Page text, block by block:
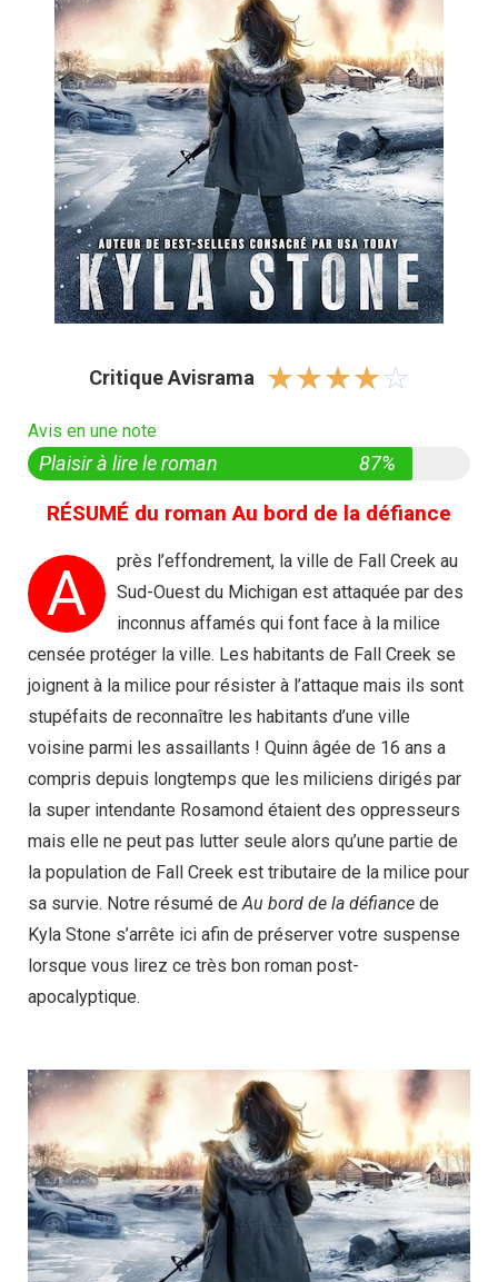
Critique Avisrama ☆☆☆☆☆
Avis en une note
Plaisir à lire le roman 87%
RÉSUMÉ du roman Au bord de la défiance
A
près l’effondrement, la ville de Fall Creek au
Sud-Ouest du Michigan est attaquée par des
inconnus affamés qui font face à la milice
censée protéger la ville. Les habitants de Fall Creek se
joignent à la milice pour résister à l’attaque mais ils sont
stupéfaits de reconnaître les habitants d’une ville
voisine parmi les assaillants ! Quinn âgée de 16 ans a
compris depuis longtemps que les miliciens dirigés par
la super intendante Rosamond étaient des oppresseurs
mais elle ne peut pas lutter seule alors qu’une partie de
la population de Fall Creek est tributaire de la milice pour
sa survie. Notre résumé deAu bord de la défiance de
Kyla Stone s’arrête ici afin de préserver votre suspense
lorsque vous lirez ce très bon roman post-
apocalyptique.